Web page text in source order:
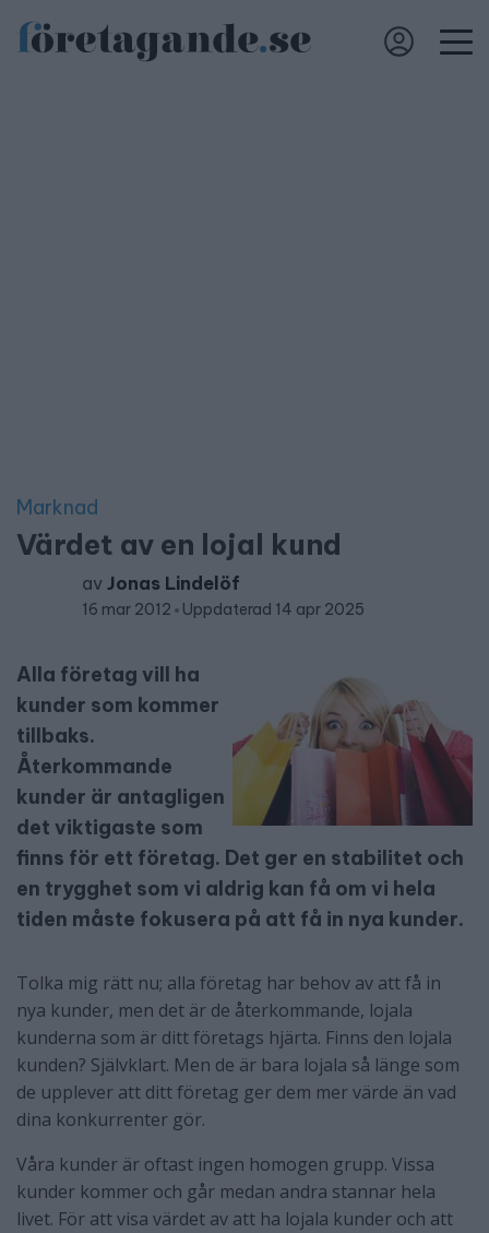
Marknad
Värdet av en lojal kund
av Jonas Lindelöf
16 mar 2012 Uppdaterad 14 apr 2025
Alla företag vill ha
kunder som kommer
tillbaks.
Återkommande
kunder är antagligen
det viktigaste som
finns för ett företag. Det ger en stabilitet och
en trygghet som vi aldrig kan få om vi hela
tiden måste fokusera på att få in nya kunder.
Tolka mig rätt nu; alla företag har behov av att få in
nya kunder, men det är de återkommande, lojala
kunderna som är ditt företags hjärta. Finns den lojala
kunden? Självklart. Men de är bara lojala så länge som
de upplever att ditt företag ger dem mer värde än vad
dina konkurrenter gör.
Våra kunder är oftast ingen homogen grupp. Vissa
kunder kommer och går medan andra stannar hela
livet. För att visa värdet av att ha lojala kunder och att